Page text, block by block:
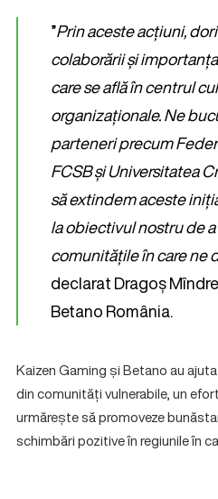
”Prin aceste acțiuni,
colaborării și
care se află în centrul
organizaționale. Ne
parteneri precum
FCSB și Universitatea
să extindem aceste
la obiectivul nostru de
comunitățile în care ne
declarat Dragoș
Betano România.
Kaizen Gaming și Betano au
din comunități vulnerabile, un
urmărește să promoveze
schimbări pozitive în regiunile în